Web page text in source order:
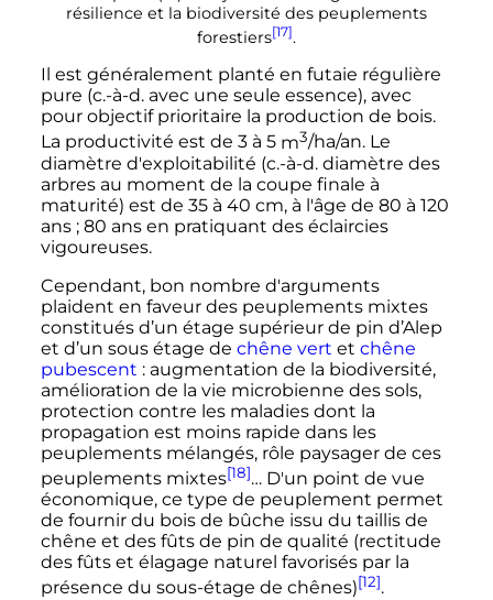
résilience et la biodiversité des peuplements
forestiers[17].
Il est généralement planté en futaie régulière
pure (c.-à-d.avec une seule essence), avec
pour objectif prioritaire la production de bois.
La productivité est de 3 à 5 m3/ha/an. Le
diamètre d'exploitabilité (c.-à-d.diamètre des
arbres au moment de la coupe finale à
maturité) est de 35 à 40 cm, à l'âge de 80 à 120
ans ; 80 ans en pratiquant des éclaircies
vigoureuses.
Cependant, bon nombre d'arguments
plaident en faveur des peuplements mixtes
constitués d’un étage supérieur de pin d’Alep
et d’un sous étage de chêne vert et chêne
pubescent : augmentation de la biodiversité,
amélioration de la vie microbienne des sols,
protection contre les maladies dont la
propagation est moins rapide dans les
peuplements mélangés, rôle paysager de ces
peuplements mixtes[18]… D'un point de vue
économique, ce type de peuplement permet
de fournir du bois de bûche issu du taillis de
chêne et des fûts de pin de qualité (rectitude
des fûts et élagage naturel favorisés par la
présence du sous-étage de chênes)[12].